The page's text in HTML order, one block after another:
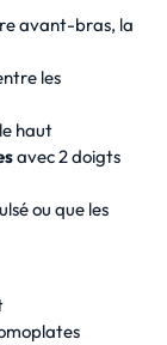
avant-bras, la
les
haut
avec 2 doigts
ou que les